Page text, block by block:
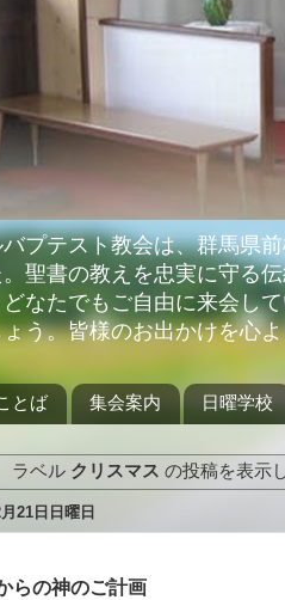
プテスト教会は、群馬県
聖書の教えを忠実に守る
なたでもご自由に来会し
う。皆様のお出かけを心よ
とば 集会案内 日曜学校
ラベル クリスマス の投稿を表示
21日日曜日
らの神のご計画